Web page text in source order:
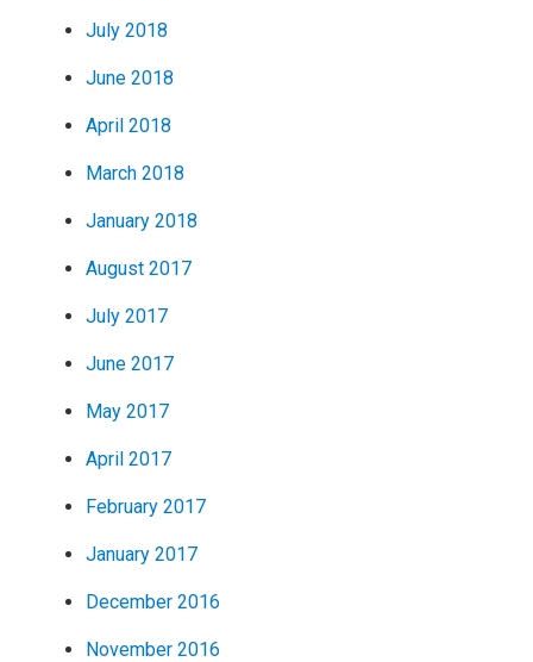
July 2018
June 2018
April 2018
March 2018
January 2018
August 2017
July 2017
June 2017
May 2017
April 2017
February 2017
January 2017
December 2016
November 2016